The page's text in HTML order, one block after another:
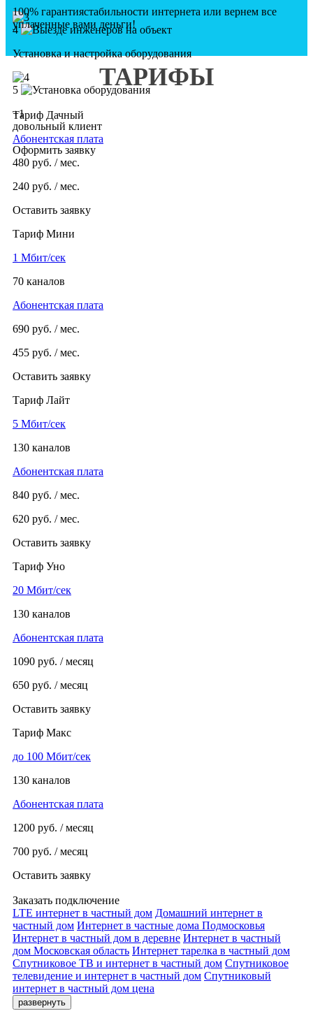
4
Установка и настройка оборудования
5
+1
довольный клиент
Оформить заявку
100% гарантиястабильности интернета или вернем все
уплаченные вами деньги!
ТАРИФЫ
Тариф Дачный
Абонентская плата
480 руб. / мес.
240 руб. / мес.
Оставить заявку
Тариф Мини
1 Мбит/сек
70 каналов
Абонентская плата
690 руб. / мес.
455 руб. / мес.
Оставить заявку
Тариф Лайт
5 Мбит/сек
130 каналов
Абонентская плата
840 руб. / мес.
620 руб. / мес.
Оставить заявку
Тариф Уно
20 Мбит/сек
130 каналов
Абонентская плата
1090 руб. / месяц
650 руб. / месяц
Оставить заявку
Тариф Макс
до 100 Мбит/сек
130 каналов
Абонентская плата
1200 руб. / месяц
700 руб. / месяц
Оставить заявку
Заказать подключение
LTE интернет в частный дом Домашний интернет в
частный дом Интернет в частные дома Подмосковья
Интернет в частный дом в деревне Интернет в частный
дом Московская область Интернет тарелка в частный дом
Спутниковое ТВ и интернет в частный дом Спутниковое
телевидение и интернет в частный дом Спутниковый
интернет в частный дом цена
развернуть